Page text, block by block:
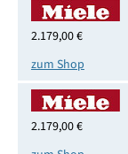
2.179,00 €
zum Shop
2.179,00 €